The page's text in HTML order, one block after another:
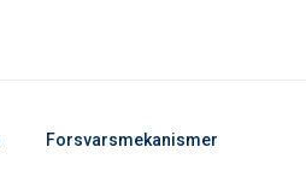
Forsvarsmekanismer